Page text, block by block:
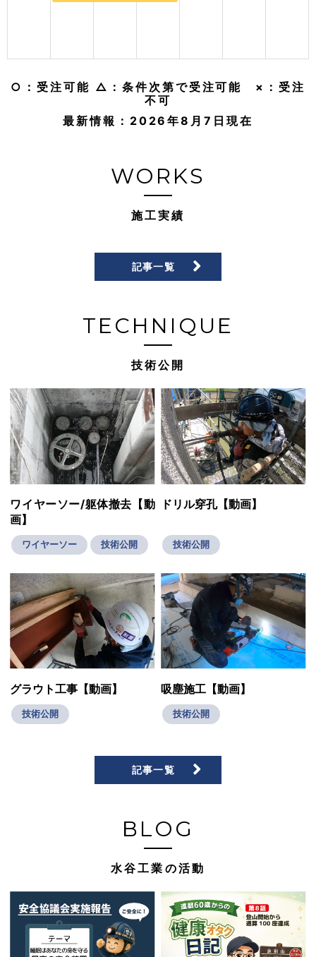
○：受注可能 △：条件次第で受注可能 ×：受注
不可
最新情報： 2026年8月7日 現在
WORKS
施工実績
記事一覧
TECHNIQUE
技術公開
ワイヤーソー/躯体撤去【動
画】
ワイヤーソー 技術公開
ドリル穿孔【動画】
技術公開
グラウト工事【動画】
技術公開
吸塵施工【動画】
技術公開
記事一覧
BLOG
水谷工業の活動